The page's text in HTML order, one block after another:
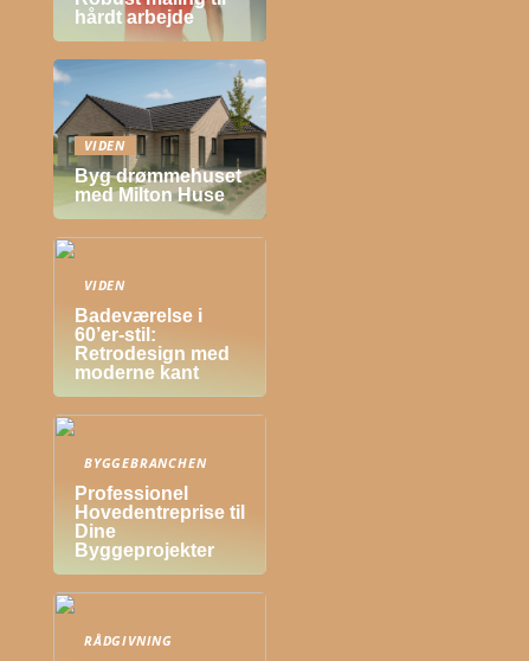
hårdt arbejde
VIDEN
Byg drømmehuset
med Milton Huse
VIDEN
Badeværelse i
60’er-stil:
Retrodesign med
moderne kant
BYGGEBRANCHEN
Professionel
Hovedentreprise til
Dine
Byggeprojekter
RÅDGIVNING